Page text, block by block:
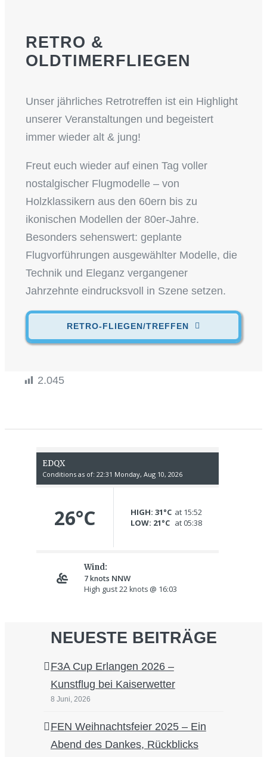
RETRO &
OLDTIMERFLIEGEN
Unser jährliches Retrotreffen ist ein Highlight
unserer Veranstaltungen und begeistert
immer wieder alt & jung!
Freut euch wieder auf einen Tag voller
nostalgischer Flugmodelle – von
Holzklassikern aus den 60ern bis zu
ikonischen Modellen der 80er-Jahre.
Besonders sehenswert: geplante
Flugvorführungen ausgewählter Modelle, die
Technik und Eleganz vergangener
Jahrzehnte eindrucksvoll in Szene setzen.
RETRO-FLIEGEN/TREFFEN
2.045
NEUESTE BEITRÄGE
F3A Cup Erlangen 2026 –
Kunstflug bei Kaiserwetter
8 Juni, 2026
FEN Weihnachtsfeier 2025 – Ein
Abend des Dankes, Rückblicks